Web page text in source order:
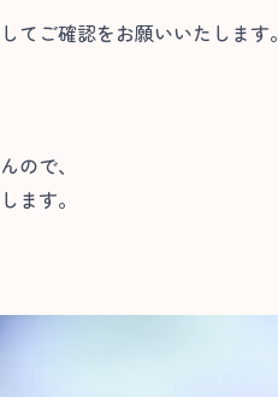
ご確認をお願いいたします。
ので、
ます。